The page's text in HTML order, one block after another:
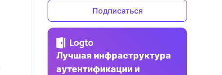
Подписаться
Лучшая инфраструктура
аутентификации и